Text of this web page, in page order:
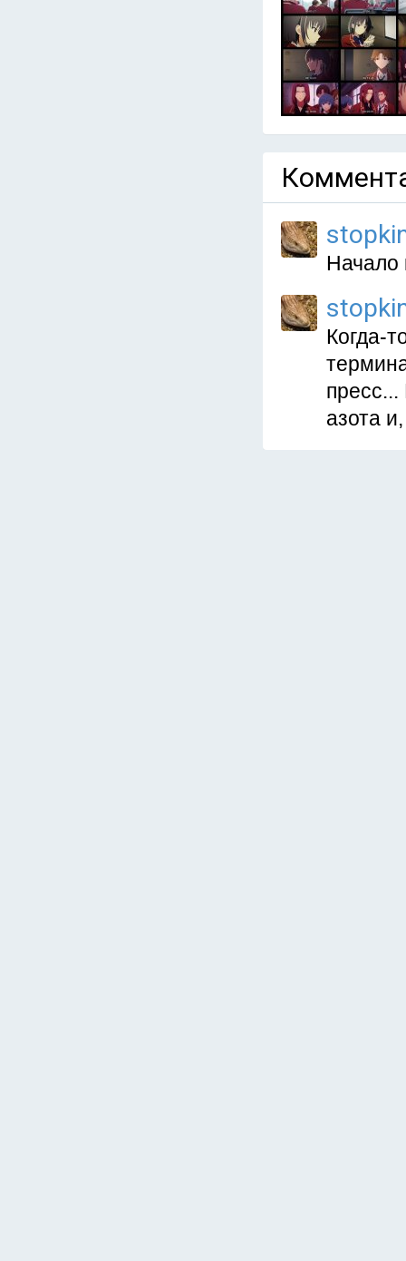
Начало
Когда-
азота